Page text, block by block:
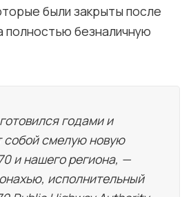
были закрыты после
полностью безналичную
годами и
собой смелую новую
и нашего региона, —
исполнительный